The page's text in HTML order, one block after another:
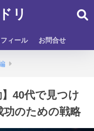
リ
ィール お問合せ
】40代で見つけ
功のための戦略